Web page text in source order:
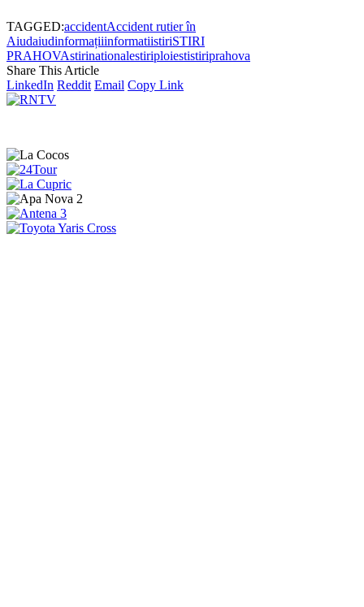
TAGGED:accidentAccident rutier în
AiudaiudinformațiiinformatiistiriSTIRI
PRAHOVAstirinationalestiriploiestistiriprahova
Share This Article
LinkedIn Reddit Email Copy Link